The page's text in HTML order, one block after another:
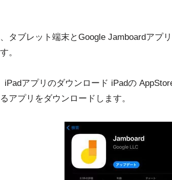
タブレット端末とGoogle Jamboardアプ
。
iPadアプリのダウンロード iPadの
アプリをダウンロードします。